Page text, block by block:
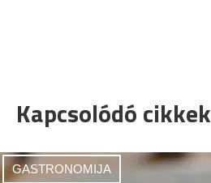
Kapcsolódó cikkek
GASTRONOMIJA